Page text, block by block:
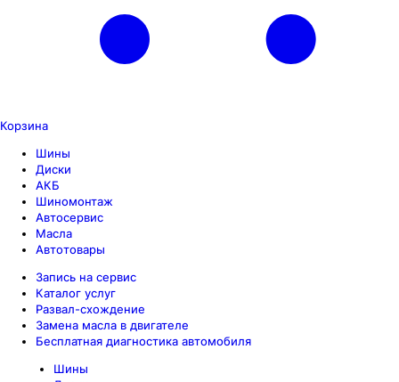
Корзина
Шины
Диски
АКБ
Шиномонтаж
Автосервис
Масла
Автотовары
Запись на сервис
Каталог услуг
Развал-схождение
Замена масла в двигателе
Бесплатная диагностика автомобиля
Шины